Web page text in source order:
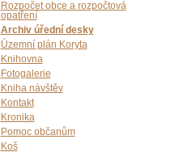
Rozpočet obce a rozpočtová
opatření
Archiv úřední desky
Územní plán Koryta
Knihovna
Fotogalerie
Kniha návštěv
Kontakt
Kronika
Pomoc občanům
Koš